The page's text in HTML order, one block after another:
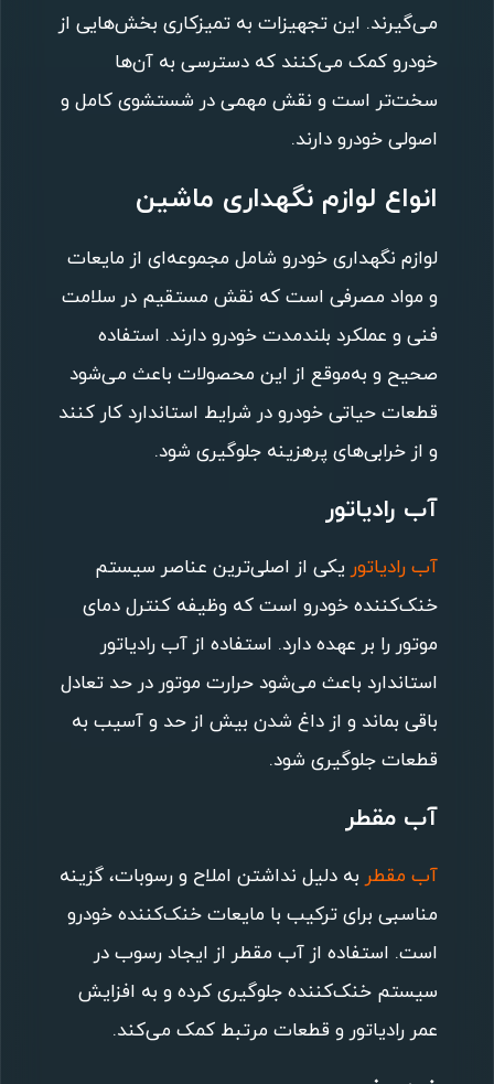
می‌گیرند. این تجهیزات به تمیزکاری بخش‌هایی از
خودرو کمک می‌کنند که دسترسی به آن‌ها
سخت‌تر است و نقش مهمی در شستشوی کامل و
اصولی خودرو دارند.
انواع لوازم نگهداری ماشین
لوازم نگهداری خودرو شامل مجموعه‌ای از مایعات
و مواد مصرفی است که نقش مستقیم در سلامت
فنی و عملکرد بلندمدت خودرو دارند. استفاده
صحیح و به‌موقع از این محصولات باعث می‌شود
قطعات حیاتی خودرو در شرایط استاندارد کار کنند
و از خرابی‌های پرهزینه جلوگیری شود.
آب رادیاتور
آب رادیاتور یکی از اصلی‌ترین عناصر سیستم
خنک‌کننده خودرو است که وظیفه کنترل دمای
موتور را بر عهده دارد. استفاده از آب رادیاتور
استاندارد باعث می‌شود حرارت موتور در حد تعادل
باقی بماند و از داغ شدن بیش از حد و آسیب به
قطعات جلوگیری شود.
آب مقطر
آب مقطر به دلیل نداشتن املاح و رسوبات، گزینه
مناسبی برای ترکیب با مایعات خنک‌کننده خودرو
است. استفاده از آب مقطر از ایجاد رسوب در
سیستم خنک‌کننده جلوگیری کرده و به افزایش
عمر رادیاتور و قطعات مرتبط کمک می‌کند.